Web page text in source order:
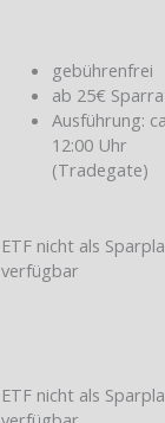
gebührenfrei
ab 25€
Ausführung:
12:00 Uhr
(Tradegate)
ETF nicht als
verfügbar
ETF nicht als